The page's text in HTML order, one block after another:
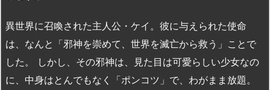
異世界に召喚された主人公・ケイ。彼に与えられた使命
は、なんと「邪神を崇めて、世界を滅亡から救う」ことで
した。 しかし、その邪神は、見た目は可愛らしい少女なの
に、中身はとんでもなく「ポンコツ」で、わがまま放題。